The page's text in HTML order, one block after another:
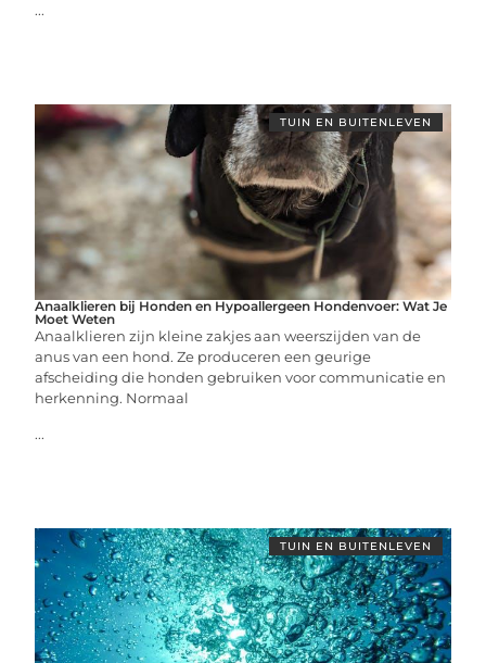
...
TUIN EN BUITENLEVEN
Anaalklieren bij Honden en Hypoallergeen Hondenvoer: Wat Je
Moet Weten
Anaalklieren zijn kleine zakjes aan weerszijden van de
anus van een hond. Ze produceren een geurige
afscheiding die honden gebruiken voor communicatie en
herkenning. Normaal
...
TUIN EN BUITENLEVEN